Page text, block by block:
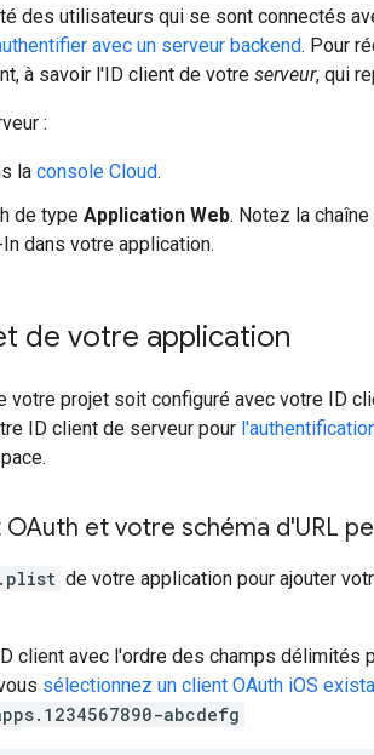
des utilisateurs qui se sont connectés
avec un serveur backend. Pour
à savoir l'ID client de votre serveur, qui
:
la console Cloud.
de type Application Web. Notez la
In dans votre application.
de votre application
votre projet soit configuré avec votre ID
ID client de serveur pour
OAuth et votre schéma d'URL
de votre application pour ajouter
client avec l'ordre des champs
sélectionnez un client OAuth iOS
abcdefg